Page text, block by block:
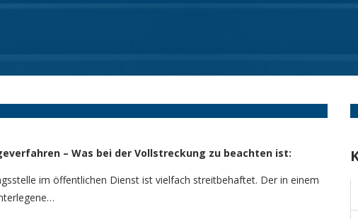
– Was bei der Vollstreckung zu beachten ist:
im öffentlichen Dienst ist vielfach streitbehaftet. Der in einem